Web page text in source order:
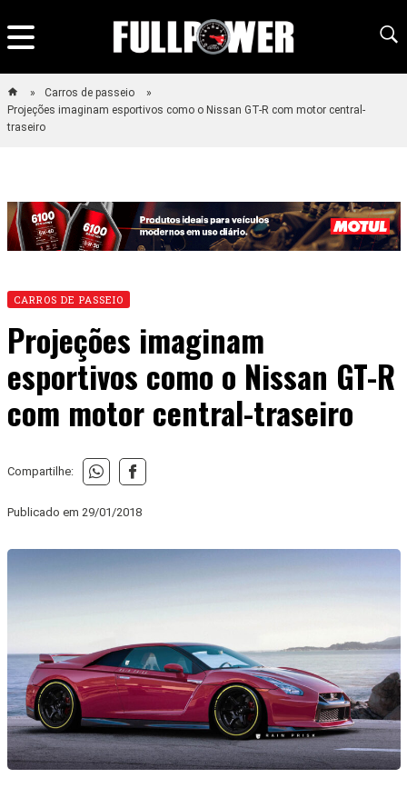
Carros de passeio
Projeções imaginam esportivos como o Nissan GT-R com motor central-
traseiro
CARROS DE PASSEIO
Projeções imaginam
esportivos como o Nissan GT-R
com motor central-traseiro
Compartilhe:
Publicado em 29/01/2018